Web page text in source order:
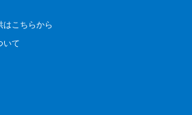
はこちらから
いて